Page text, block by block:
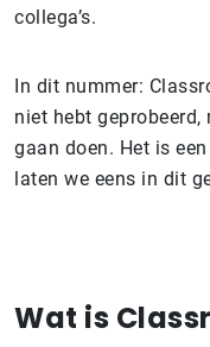
collega’s.
In dit nummer:
niet hebt
gaan doen. Het is
laten we eens in dit
Wat is